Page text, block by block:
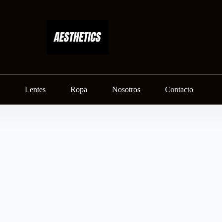
Lentes Ropa Nosotros Contacto